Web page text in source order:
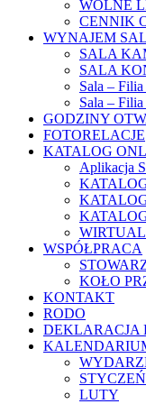
WOLNE
CENNIK
WYNAJEM SAL
SALA
SALA
Sala – Filia
Sala –
GODZINY
FOTORELACJE
KATALOG
Aplikacja
WSPÓŁPRACA
KOŁO
KONTAKT
RODO
DEKLARACJA
STYCZEŃ
LUTY